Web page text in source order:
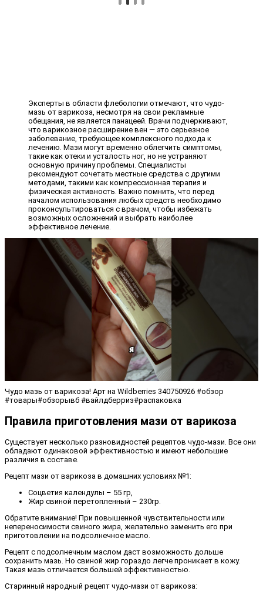
Эксперты в области флебологии отмечают, что чудо-
мазь от варикоза, несмотря на свои рекламные
обещания, не является панацеей. Врачи подчеркивают,
что варикозное расширение вен — это серьезное
заболевание, требующее комплексного подхода к
лечению. Мази могут временно облегчить симптомы,
такие как отеки и усталость ног, но не устраняют
основную причину проблемы. Специалисты
рекомендуют сочетать местные средства с другими
методами, такими как компрессионная терапия и
физическая активность. Важно помнить, что перед
началом использования любых средств необходимо
проконсультироваться с врачом, чтобы избежать
возможных осложнений и выбрать наиболее
эффективное лечение.
Чудо мазь от варикоза! Арт на Wildberries 340750926 #обзор
#товары#обзорывб #вайлдберриз#распаковка
Правила приготовления мази от варикоза
Существует несколько разновидностей рецептов чудо-мази. Все они
обладают одинаковой эффективностью и имеют небольшие
различия в составе.
Рецепт мази от варикоза в домашних условиях №1:
Соцветия календулы – 55 гр,
Жир свиной перетопленный – 230гр.
Обратите внимание! При повышенной чувствительности или
непереносимости свиного жира, желательно заменить его при
приготовлении на подсолнечное масло.
Рецепт с подсолнечным маслом даст возможность дольше
сохранить мазь. Но свиной жир гораздо легче проникает в кожу.
Такая мазь отличается большей эффективностью.
Старинный народный рецепт чудо-мази от варикоза: